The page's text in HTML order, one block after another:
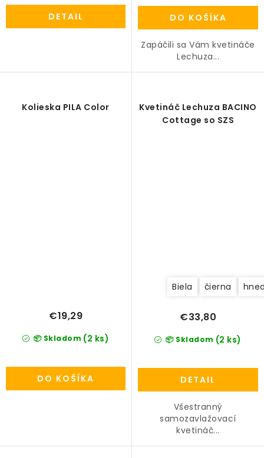
DETAIL DO KOŠÍKA
Zapáčili sa Vám kvetináče
Lechuza...
Kolieska PILA Color
📦 Skladom (2 ks)
€19,29
DO KOŠÍKA
Kvetináč Lechuza BACINO
Cottage so SZS
Biela čierna
📦 Skladom (2 ks)
€33,80
DETAIL
Všestranný
samozavlažovací
kvetináč...